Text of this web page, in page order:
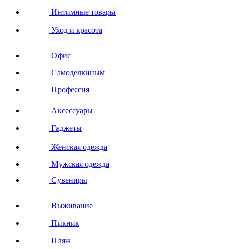
Интимные товары
Уход и красота
Офис
Самоделкиным
Профессия
Аксессуары
Гаджеты
Женская одежда
Мужская одежда
Сувениры
Выживание
Пикник
Пляж